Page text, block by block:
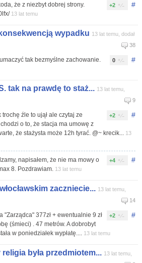
#
+2
że z niezbyt dobrej strony.
13 lat temu
wypadku 13 lat temu, dodał
38
#
0
tak bezmyślne zachowanie.
tak na prawdę to staż... 13 lat temu,
9
#
+2
trochę źle to ujął ale czytaj ze
o to, że stacja ma umowę z
że stażysta może 12h tyrać. @~ krecik... 13
#
+4
napisałem, że nie ma mowy o
8. Pozdrawiam. 13 lat temu
zaczniecie... 13 lat temu,
14
#
+2
"Zarządca" 377zł + ewentualnie 9 zł
(śmieci) . 47 metrów. A dobrobyt
w poniedziałek wypłatę.... 13 lat temu
była przedmiotem... 13 lat temu,